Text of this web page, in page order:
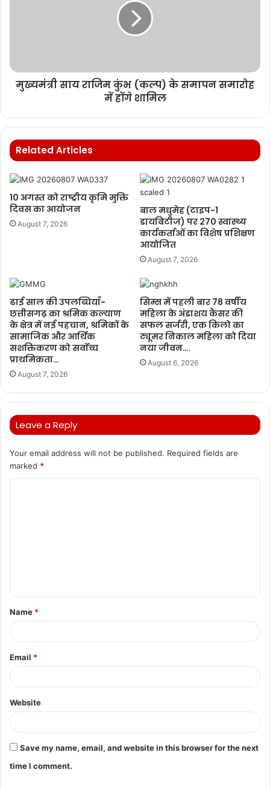
मुख्यमंत्री साय राजिम कुंभ (कल्प) के समापन समारोह
में होंगे शामिल
Related Articles
10 अगस्त को राष्ट्रीय कृमि मुक्ति
दिवस का आयोजन
August 7, 2026
बाल मधुमेह (टाइप-1
डायबिटीज) पर 270 स्वास्थ्य
कार्यकर्ताओं का विशेष प्रशिक्षण
आयोजित
August 7, 2026
ढाई साल की उपलब्धियाँ-
छत्तीसगढ़ का श्रमिक कल्याण
के क्षेत्र में नई पहचान, श्रमिकों के
सामाजिक और आर्थिक
सशक्तिकरण को सर्वाेच्च
प्राथमिकता…
August 7, 2026
सिम्स में पहली बार 78 वर्षीय
महिला के अंडाशय कैंसर की
सफल सर्जरी, एक किलो का
ट्यूमर निकाल महिला को दिया
नया जीवन….
August 6, 2026
Leave a Reply
Your email address will not be published. Required fields are
marked *
t
*
Name *
Email *
Website
Save my name, email, and website in this browser for the next
time I comment.